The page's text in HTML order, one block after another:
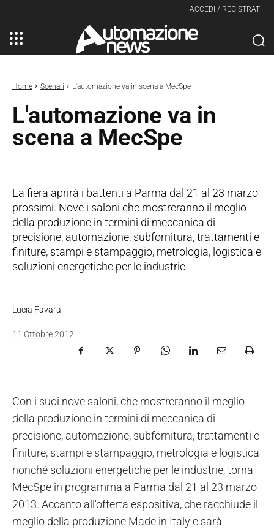
ACCEDI / REGISTRATI
Home Scenari L'automazione va in scena a MecSpe
L'automazione va in
scena a MecSpe
La fiera aprirà i battenti a Parma dal 21 al 23 marzo
prossimi. Nove i saloni che mostreranno il meglio
della produzione in termini di meccanica di
precisione, automazione, subfornitura, trattamenti e
finiture, stampi e stampaggio, metrologia, logistica e
soluzioni energetiche per le industrie
Lucia Favara
11 Ottobre 2012
Con i suoi nove saloni, che mostreranno il meglio
della produzione in termini di meccanica di
precisione, automazione, subfornitura, trattamenti e
finiture, stampi e stampaggio, metrologia e logistica
nonché soluzioni energetiche per le industrie, torna
MecSpe in programma a Parma dal 21 al 23 marzo
2013. Accanto all'offerta espositiva, che racchiude il
meglio della produzione Made in Italy e sarà